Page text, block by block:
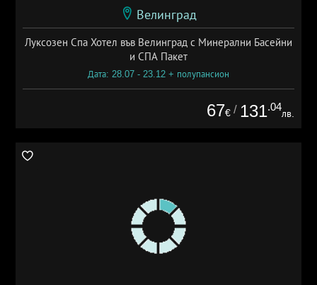
Велинград
Луксозен Спа Хотел във Велинград с Минерални Басейни
и СПА Пакет
Дата: 28.07 - 23.12 + полупансион
67€ / 131.04
лв.